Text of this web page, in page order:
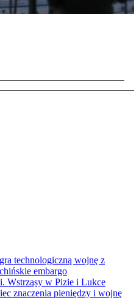
technologiczną wojnę z
embargo
Wstrząsy w Pizie i Lukce
znaczenia pieniędzy i wojnę